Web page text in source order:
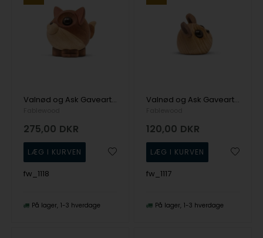
Valnød og Ask Gaveartikel Pick-Me-Up's fra Fablewood
275,00 DKR
fw_1118
På lager 1-3 hverdage
Valnød og Ask Gaveartikel Pick-Me-Up's fra Fablewood
120,00 DKR
fw_1117
På lager 1-3 hverdage